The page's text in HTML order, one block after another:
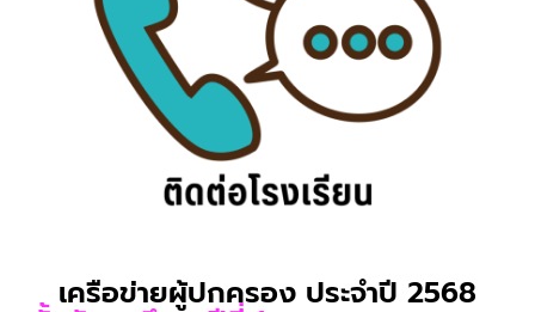
เครือข่ายผู้ปกครอง ประจำปี 2568